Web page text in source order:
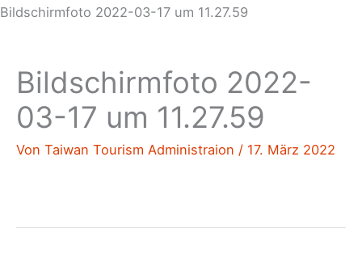
Bildschirmfoto 2022-03-17 um 11.27.59
Bildschirmfoto 2022-
03-17 um 11.27.59
Von Taiwan Tourism Administraion / 17. März 2022